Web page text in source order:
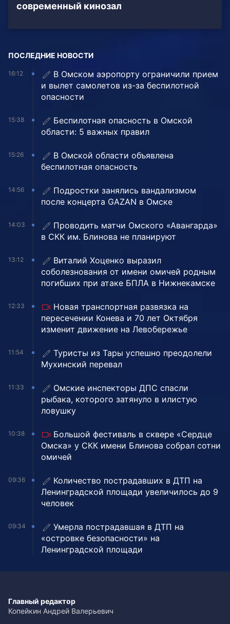
современный кинозал
ПОСЛЕДНИЕ НОВОСТИ
16:12
В Омском аэропорту ограничили прием
и вылет самолетов из-за беспилотной
опасности
15:38
Беспилотная опасность в Омской
области: 5 важных правил
15:26
В Омской области объявлена
беспилотная опасность
14:56
Подростки занялись вандализмом
после концерта GAZAN в Омске
14:03
Проводить матчи Омского «Авангарда»
в СКК им. Блинова не планируют
13:12
Виталий Хоценко выразил
соболезнования от имени омичей родным
погибших при атаке БПЛА в Нижнекамске
12:33
Новая транспортная развязка на
пересечении Конева и 70 лет Октября
изменит движение на Левобережье
11:54
Туристы из Тары успешно преодолели
Мухинский перевал
11:33
Омские инспекторы ДПС спасли
рыбака, которого затянуло в илистую
ловушку
10:38
Большой фестиваль в сквере «Сердце
Омска» у СКК имени Блинова собрал сотни
омичей
09:36
Количество пострадавших в ДТП на
Ленинградской площади увеличилось до 9
человек
09:34
Умерла пострадавшая в ДТП на
«островке безопасности» на
Ленинградской площади
Главный редактор
Копейкин Андрей Валерьевич